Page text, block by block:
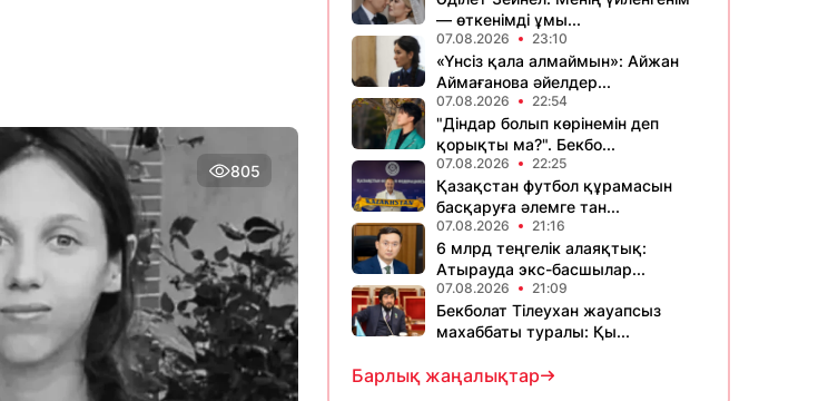
805
— өткенімді ұмы...
07.08.2026 23:10
«Үнсіз қала алмаймын»: Айжан
Аймағанова әйелдер...
07.08.2026 22:54
"Діндар болып көрінемін деп
қорықты ма?". Бекбо...
07.08.2026 22:25
Қазақстан футбол құрамасын
басқаруға әлемге тан...
07.08.2026 21:16
6 млрд теңгелік алаяқтық:
Атырауда экс-басшылар...
07.08.2026 21:09
Бекболат Тілеухан жауапсыз
махаббаты туралы: Қы...
Барлық жаңалықтар